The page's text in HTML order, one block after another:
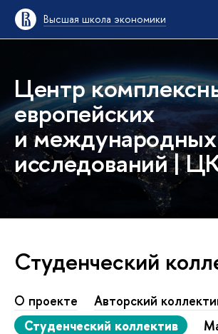
Высшая школа экономики
Центр
европейских
и международных
исследований |
Студенческий
О проекте
Авторский
Студенческий коллектив